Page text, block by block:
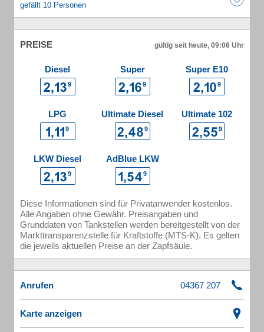
gefällt 10 Personen
PREISE gültig seit heute, 09:06 Uhr
Diesel Super Super E10
LPG Ultimate Diesel Ultimate 102
LKW Diesel AdBlue LKW
Diese Informationen sind für Privatanwender kostenlos.
Alle Angaben ohne Gewähr. Preisangaben und
Grunddaten von Tankstellen werden bereitgestellt von der
Markttransparenzstelle für Kraftstoffe (MTS-K). Es gelten
die jeweils aktuellen Preise an der Zapfsäule.
Anrufen
Karte anzeigen